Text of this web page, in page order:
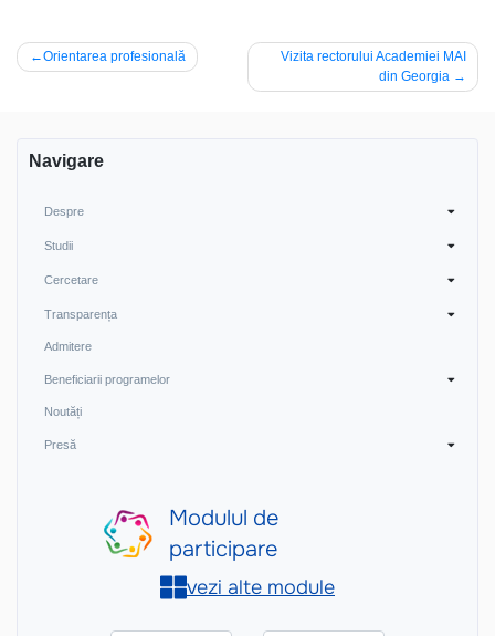
PostOrientarea profesională
Vizita rectorului Academiei MAI
din Georgia
Navigare
Despre
Studii
Cercetare
Transparența
Admitere
Beneficiarii programelor
Noutăți
Presă